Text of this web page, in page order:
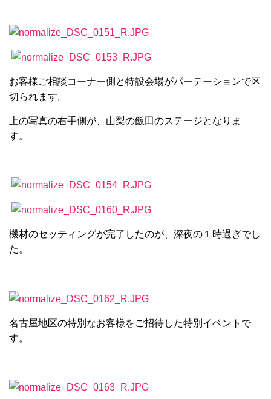
お客様ご相談コーナー側と特設会場がパーテーションで区
切られます。
上の写真の右手側が、山梨の飯田のステージとなりま
す。
機材のセッティングが完了したのが、深夜の１時過ぎでし
た。
名古屋地区の特別なお客様をご招待した特別イベントで
す。